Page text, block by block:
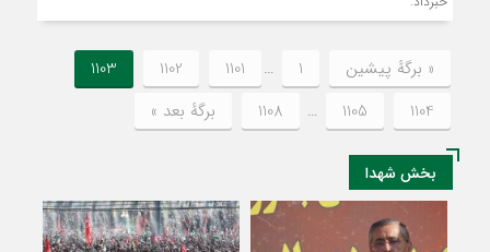
« برگه‌ٔ پیشین 1
…
1101
1102
1103
1104
1105
…
1108 برگهٔ بعد »
بخش شهدا